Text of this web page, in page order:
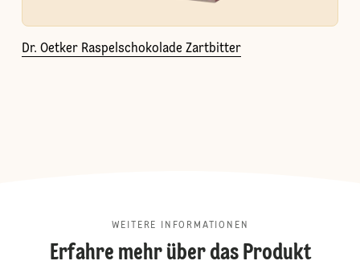
Dr. Oetker Raspelschokolade Zartbitter
WEITERE INFORMATIONEN
Erfahre mehr über das Produkt